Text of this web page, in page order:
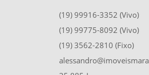
(19) 99916-3352 (Vivo)
(19) 99775-8092 (Vivo)
(19) 3562-2810 (Fixo)